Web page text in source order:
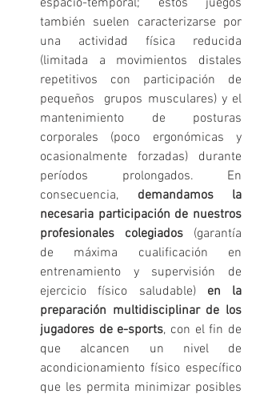
espacio-temporal; estos juegos
también suelen caracterizarse por
una actividad física reducida
(limitada a movimientos distales
repetitivos con participación de
pequeños  grupos musculares) y el
mantenimiento de posturas
corporales (poco ergonómicas y
ocasionalmente forzadas) durante
períodos prolongados. En
consecuencia, demandamos la
necesaria participación de nuestros
profesionales colegiados (garantía
de máxima cualificación en
entrenamiento y supervisión de
ejercicio físico saludable) en la
preparación multidisciplinar de los
jugadores de e-sports, con el fin de
que alcancen un nivel de
acondicionamiento físico específico
que les permita minimizar posibles